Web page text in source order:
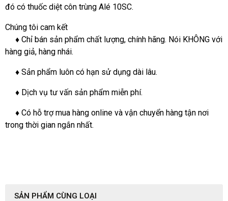
đó có thuốc diệt côn trùng Alé 10SC.
Chúng tôi cam kết
♦ Chỉ bán sản phẩm chất lượng, chính hãng. Nói KHÔNG với
hàng giả, hàng nhái.
♦ Sản phẩm luôn có hạn sử dụng dài lâu.
♦ Dịch vụ tư vấn sản phẩm miễn phí.
♦ Có hỗ trợ mua hàng online và vận chuyển hàng tận nơi
trong thời gian ngắn nhất.
SẢN PHẨM CÙNG LOẠI